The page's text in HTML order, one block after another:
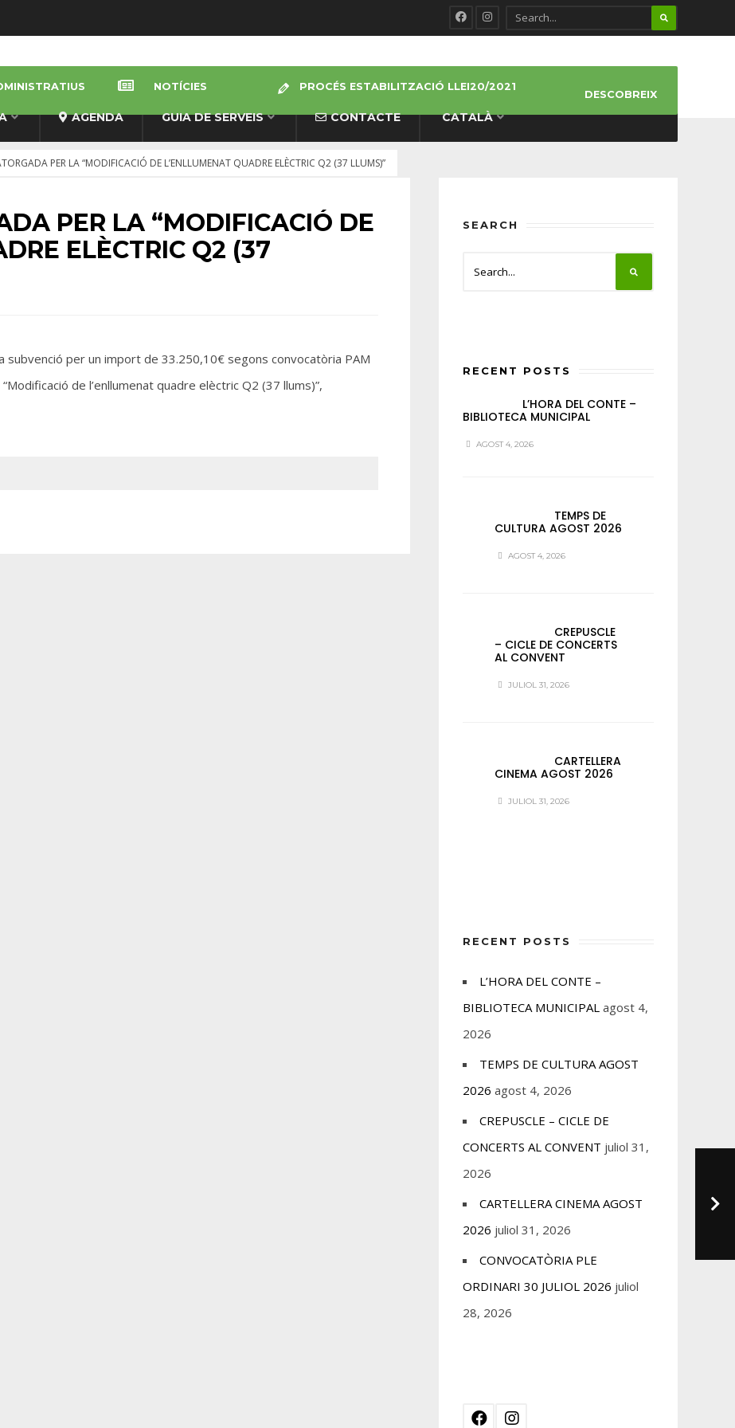
AGENDA GUIA DE SERVEIS CONTACTE CATALÀ
NOTÍCIES PROCÉS ESTABILITZACIÓ LLEI20/2021
DESCOBREIX
PER LA “MODIFICACIÓ DE L’ENLLUMENAT QUADRE ELÈCTRIC Q2 (37 LLUMS)”
PER LA “MODIFICACIÓ DE
ELÈCTRIC Q2 (37
subvenció per un import de 33.250,10€ segons convocatòria PAM
de l’enllumenat quadre elèctric Q2 (37 llums)”,
SEARCH
RECENT POSTS
L’HORA DEL CONTE –
BIBLIOTECA MUNICIPAL
AGOST 4, 2026
TEMPS DE
CULTURA AGOST 2026
AGOST 4, 2026
CREPUSCLE
– CICLE DE CONCERTS
AL CONVENT
JULIOL 31, 2026
CARTELLERA
CINEMA AGOST 2026
JULIOL 31, 2026
RECENT POSTS
L’HORA DEL CONTE –
BIBLIOTECA MUNICIPAL agost 4,
2026
TEMPS DE CULTURA AGOST
2026 agost 4, 2026
CREPUSCLE – CICLE DE
CONCERTS AL CONVENT juliol 31,
2026
CARTELLERA CINEMA AGOST
2026 juliol 31, 2026
CONVOCATÒRIA PLE
ORDINARI 30 JULIOL 2026 juliol
28, 2026